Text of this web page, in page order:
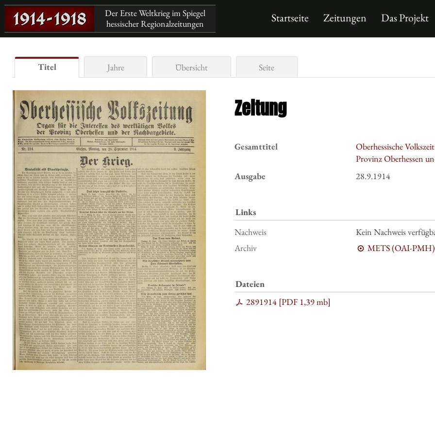
Der Erste Weltkrieg im Spiegel
hessischer Regionalzeitungen
Startseite Zeitungen Das Projekt
Titel Jahre Übersicht Seite
Zeitung
Gesamttitel
Oberhessische
Provinz Oberhessen
Ausgabe
28.9.1914
Links
Nachweis
Kein Nachweis
Archiv
METS (OAI-PMH)
Dateien
2891914 [PDF1,39 mb]